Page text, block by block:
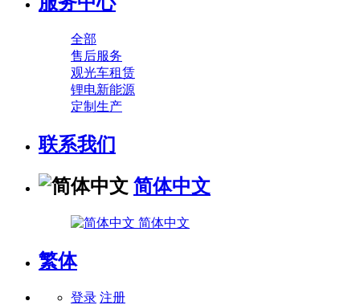
全部
售后服务
观光车租赁
锂电新能源
定制生产
联系我们
简体中文
简体中文
繁体
登录 注册